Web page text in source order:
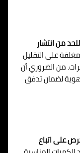
من انتشار
على التقليل
من الضروري أن
لضمان تدفق
على اتباع